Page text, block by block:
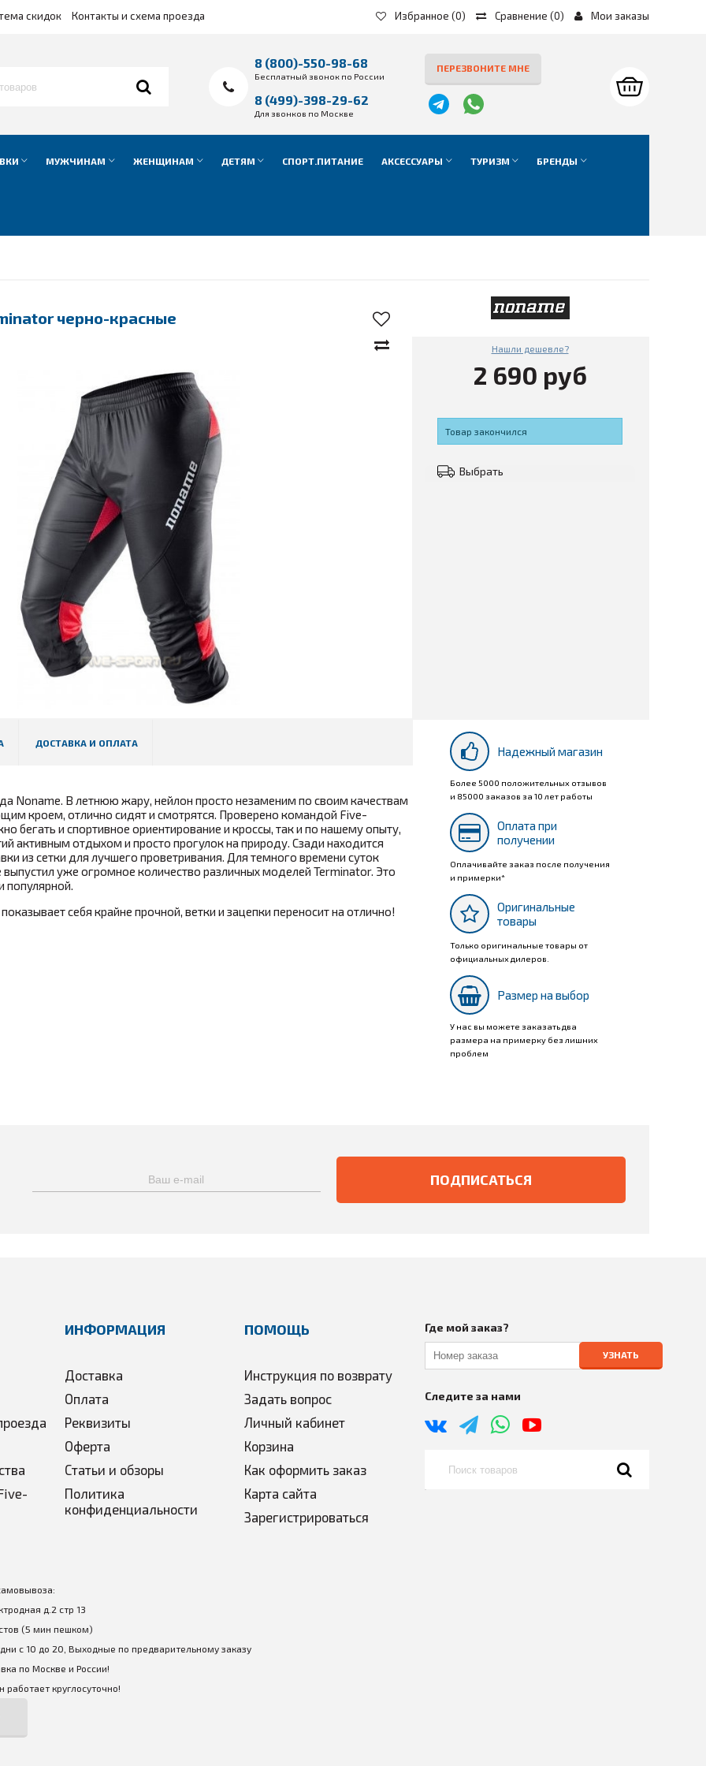
Избранное (0) Сравнение (0) Мои заказы
скидок Контакты и схема проезда
8 (800)-550-98-68
Бесплатный звонок по России
8 (499)-398-29-62
Для звонков по Москве
ПЕРЕЗВОНИТЕ МНЕ
МУЖЧИНАМ ЖЕНЩИНАМ ДЕТЯМ СПОРТ.ПИТАНИЕ АКСЕССУАРЫ ТУРИЗМ БРЕНДЫ
черно-красные
Нашли дешевле?
2 690 руб
Товар закончился
Выбрать
ДОСТАВКА И ОПЛАТА
Noname. В летнюю жару, нейлон просто незаменим по своим качествам
кроем, отлично сидят и смотрятся. Проверено командой Five-
бегать и спортивное ориентирование и кроссы, так и по нашему опыту,
активным отдыхом и просто прогулок на природу. Сзади находится
из сетки для лучшего проветривания. Для темного времени суток
уже огромное количество различных моделей Terminator. Это
популярной.
себя крайне прочной, ветки и зацепки переносит на отлично!
Надежный магазин
Более 5000 положительных отзывов
и 85000 заказов за 10 лет работы
Оплата при
получении
Оплачивайте заказ после получения
и примерки*
Оригинальные
товары
Только оригинальные товары от
официальных дилеров.
Размер на выбор
У нас вы можете заказать два
размера на примерку без лишних
проблем
ИНФОРМАЦИЯ
Доставка
Оплата
Реквизиты
Оферта
Статьи и обзоры
Политика
конфиденциальности
ПОМОЩЬ
Инструкция по возврату
Задать вопрос
Личный кабинет
Корзина
Как оформить заказ
Карта сайта
Зарегистрироваться
Где мой заказ?
УЗНАТЬ
Следите за нами
д.2 стр 13
(5 мин пешком)
с 10 до 20, Выходные по предварительному заказу
по Москве и России!
работает круглосуточно!